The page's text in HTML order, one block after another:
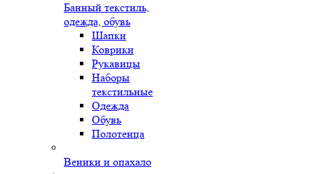
Банный текстиль,
одежда, обувь
Шапки
Коврики
Рукавицы
Наборы
текстильные
Одежда
Обувь
Полотенца
Веники и опахало